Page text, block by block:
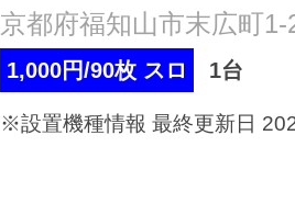
京都府福知山市末広町1-
1,000円/90枚 スロ 1台
※設置機種情報 最終更新日